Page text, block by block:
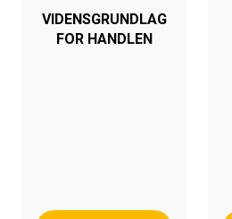
VIDENSGRUNDLAG
FOR HANDLEN